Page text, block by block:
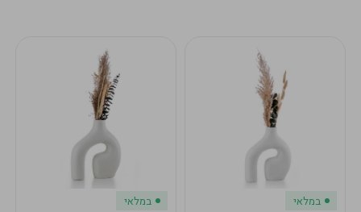
במלאי במלאי
לתשלום